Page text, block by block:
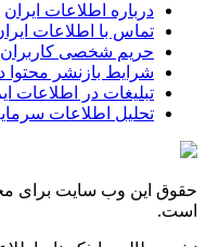
درباره اطلاعات ایران
تماس با اطلاعات
حریم شخصی کاربران
شرایط بازنشر محتوا
تبلیغات در اطلاعات
تحلیل اطلاعات
حقوق این وب سایت برای
است.